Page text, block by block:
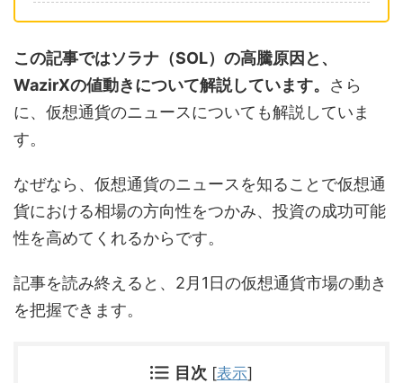
この記事ではソラナ（SOL）の高騰原因と、
WazirXの値動きについて解説しています。 さら
に、仮想通貨のニュースについても解説していま
す。
なぜなら、仮想通貨のニュースを知ることで仮想通
貨における相場の方向性をつかみ、投資の成功可能
性を高めてくれるからです。
記事を読み終えると、2月1日の仮想通貨市場の動き
を把握できます。
目次 [表示]